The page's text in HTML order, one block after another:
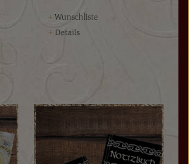
+ Wunschliste
+ Details